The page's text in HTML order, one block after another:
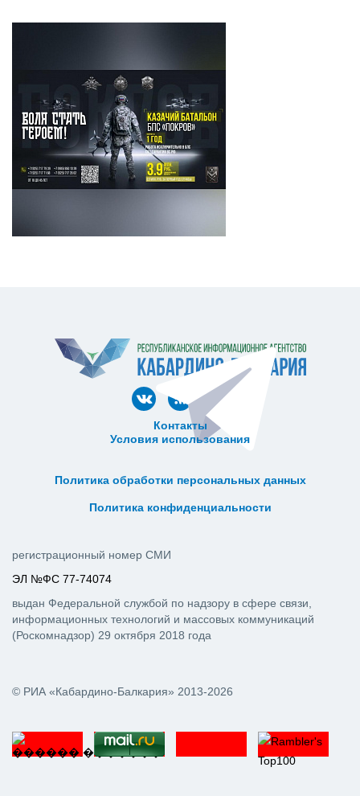
Контакты
Условия использования
Политика обработки персональных данных
Политика конфиденциальности
© РИА «Кабардино-Балкария» 2013-2026
регистрационный номер СМИ
ЭЛ №ФС 77-74074
выдан Федеральной службой по надзору в сфере связи,
информационных технологий и массовых коммуникаций
(Роскомнадзор) 29 октября 2018 года